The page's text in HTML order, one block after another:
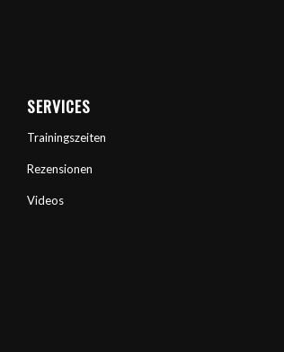
SERVICES
Trainingszeiten
Rezensionen
Videos